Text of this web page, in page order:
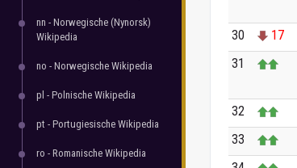
nn - Norwegische (Nynorsk)
Wikipedia
no - Norwegische Wikipedia
pl - Polnische Wikipedia
pt - Portugiesische Wikipedia
ro - Romanische Wikipedia
30 17
31
32
33